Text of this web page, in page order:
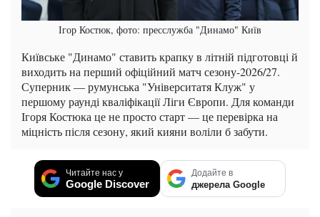
Ігор Костюк, фото: пресслужба "Динамо" Київ
Київське "Динамо" ставить крапку в літній підготовці й
виходить на перший офіційний матч сезону-2026/27.
Суперник — румунська "Університатя Клуж" у
першому раунді кваліфікації Ліги Європи. Для команди
Ігоря Костюка це не просто старт — це перевірка на
міцність після сезону, який кияни воліли б забути.
Читайте нас у
Google Discover
Додайте в
джерела Google